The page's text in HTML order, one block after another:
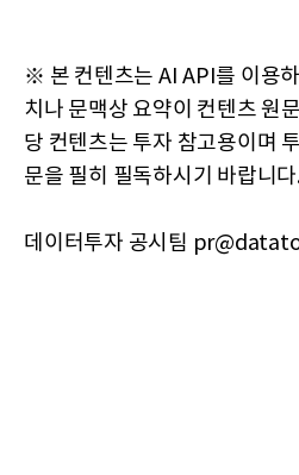
※ 본 컨텐츠는 AI API를 이용
치나 문맥상 요약이 컨텐츠 원
당 컨텐츠는 투자 참고용이며
문을 필히 필독하시기 바랍니
데이터투자 공시팀